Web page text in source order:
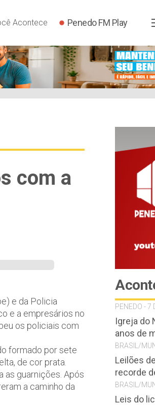
Acontece Penedo FM Play
com a
e da Policia
e a empresários no
os policiais com
formado por sete
de cor prata.
as guarnições. Após
a caminho da
PENEDO - 7
Igreja do
anos de
BRASIL/
Leilões
recorde
BRASIL/
Leis do